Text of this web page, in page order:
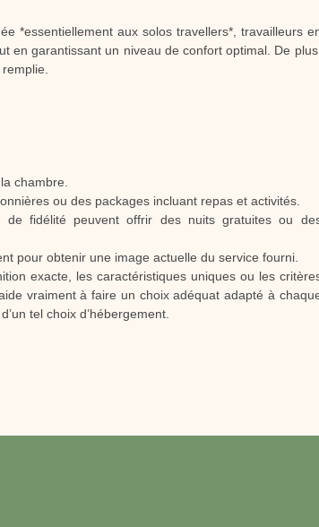
*essentiellement aux solos travellers*, travailleurs
en garantissant un niveau de confort optimal. De plus,
chambre.
ou des packages incluant repas et activités.
fidélité peuvent offrir des nuits gratuites ou
pour obtenir une image actuelle du service fourni.
exacte, les caractéristiques uniques ou les
vraiment à faire un choix adéquat adapté à
tel choix d’hébergement.